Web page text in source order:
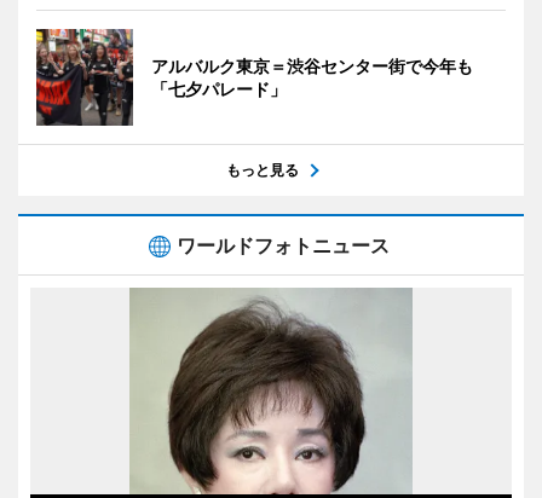
アルバルク東京＝渋谷センター街で今年も
「七夕パレード」
もっと見る
ワールドフォトニュース